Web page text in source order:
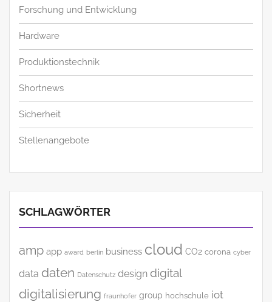
Forschung und Entwicklung
Hardware
Produktionstechnik
Shortnews
Sicherheit
Stellenangebote
SCHLAGWÖRTER
amp app award berlin business cloud CO2 corona cyber
data daten Datenschutz design digital
digitalisierung fraunhofer group hochschule iot